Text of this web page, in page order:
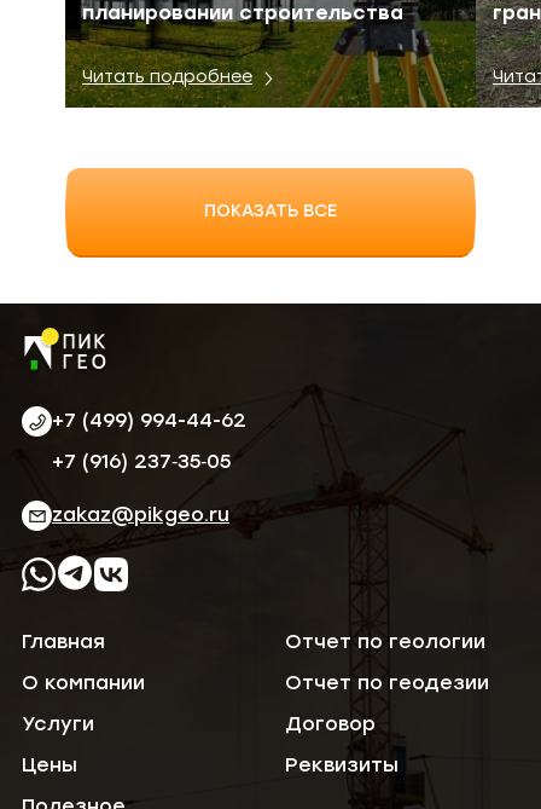
планировании строительства
Читать подробнее
ПОКАЗАТЬ ВСЕ
+7 (499) 994-44-62
‪+7 (916) 237‑35‑05‬
zakaz@pikgeo.ru
Главная
О компании
Услуги
Цены
Отчет по геологии
Отчет по геодезии
Договор
Реквизиты